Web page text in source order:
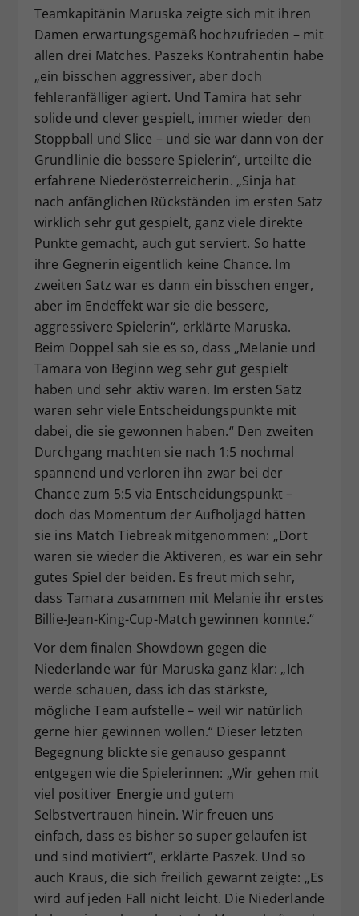
Teamkapitänin Maruska zeigte sich mit ihren
Damen erwartungsgemäß hochzufrieden – mit
allen drei Matches. Paszeks Kontrahentin habe
„ein bisschen aggressiver, aber doch
fehleranfälliger agiert. Und Tamira hat sehr
solide und clever gespielt, immer wieder den
Stoppball und Slice – und sie war dann von der
Grundlinie die bessere Spielerin“, urteilte die
erfahrene Niederösterreicherin. „Sinja hat
nach anfänglichen Rückständen im ersten Satz
wirklich sehr gut gespielt, ganz viele direkte
Punkte gemacht, auch gut serviert. So hatte
ihre Gegnerin eigentlich keine Chance. Im
zweiten Satz war es dann ein bisschen enger,
aber im Endeffekt war sie die bessere,
aggressivere Spielerin“, erklärte Maruska.
Beim Doppel sah sie es so, dass „Melanie und
Tamara von Beginn weg sehr gut gespielt
haben und sehr aktiv waren. Im ersten Satz
waren sehr viele Entscheidungspunkte mit
dabei, die sie gewonnen haben.“ Den zweiten
Durchgang machten sie nach 1:5 nochmal
spannend und verloren ihn zwar bei der
Chance zum 5:5 via Entscheidungspunkt –
doch das Momentum der Aufholjagd hätten
sie ins Match Tiebreak mitgenommen: „Dort
waren sie wieder die Aktiveren, es war ein sehr
gutes Spiel der beiden. Es freut mich sehr,
dass Tamara zusammen mit Melanie ihr erstes
Billie-Jean-King-Cup-Match gewinnen konnte.“
Vor dem finalen Showdown gegen die
Niederlande war für Maruska ganz klar: „Ich
werde schauen, dass ich das stärkste,
mögliche Team aufstelle – weil wir natürlich
gerne hier gewinnen wollen.“ Dieser letzten
Begegnung blickte sie genauso gespannt
entgegen wie die Spielerinnen: „Wir gehen mit
viel positiver Energie und gutem
Selbstvertrauen hinein. Wir freuen uns
einfach, dass es bisher so super gelaufen ist
und sind motiviert“, erklärte Paszek. Und so
auch Kraus, die sich freilich gewarnt zeigte: „Es
wird auf jeden Fall nicht leicht. Die Niederlande